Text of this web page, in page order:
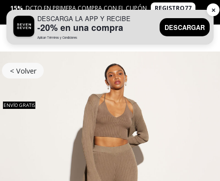
15% DCTO EN PRIMERA COMPRA CON EL CUPÓN
REGISTRO77
APLICANTYC
< Volver
ENVÍO GRATIS
DESCARGA LA APP Y RECIBE
-20% en una compra
Aplican Términos y Condiciones
DESCARGAR
✕